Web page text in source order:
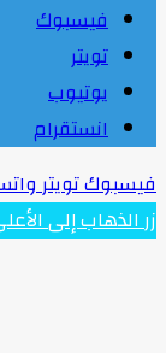
فيسبوك
تويتر
يوتيوب
انستقرام
فيسبوكتويتر
زر الذهاب إلى